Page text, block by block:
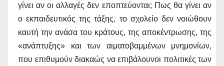
γίνει αν οι αλλαγές δεν εποπτεύονται; Πως θα γίνει αν
ο εκπαιδευτικός της τάξης, το σχολείο δεν νοιώθουν
καυτή την ανάσα του κράτους, της αποκέντρωσης, της
«ανάπτυξης» και των αιματοβαμμένων μνημονίων,
που επιθυμούν διακαώς να επιβάλουνοι πολιτικές των